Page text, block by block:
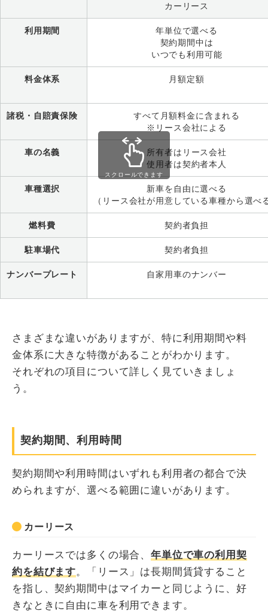
カーリース
利用期間
年単位で選べる
契約期間中は
いつでも利用可能
料金体系 月額定額
諸税・自賠責保険
すべて月額料金に含まれる
※リース会社による
車の名義
所有者はリース会社
使用者は契約者本人
車種選択
新車を自由に選べる
（リース会社が用意している車種から選べ
燃料費 契約者負担
駐車場代 契約者負担
ナンバープレート 自家用車のナンバー
スクロールできます
さまざまな違いがありますが、特に利用期間や料
金体系に大きな特徴があることがわかります。
それぞれの項目について詳しく見ていきましょ
う。
契約期間、利用時間
契約期間や利用時間はいずれも利用者の都合で決
められますが、選べる範囲に違いがあります。
カーリース
カーリースでは多くの場合、年単位で車の利用契
約を結びます。「リース」は長期間賃貸すること
を指し、契約期間中はマイカーと同じように、好
きなときに自由に車を利用できます。